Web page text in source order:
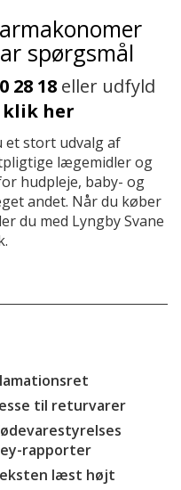
spørgsmål
28 18eller udfyld
klik her
et stort udvalg af
lægemidler og
hudpleje, baby- og
andet. Når du køber
du med Lyngby Svane
til returvarer
rapporter
læst højt